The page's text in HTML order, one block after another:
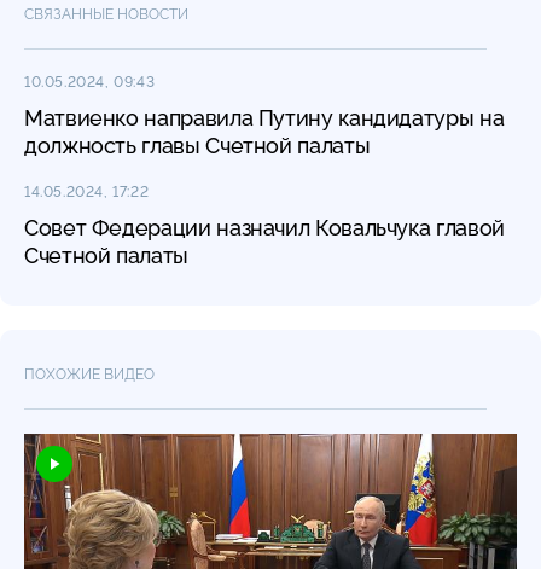
СВЯЗАННЫЕ НОВОСТИ
10.05.2024, 09:43
Матвиенко направила Путину кандидатуры на
должность главы Счетной палаты
14.05.2024, 17:22
Совет Федерации назначил Ковальчука главой
Счетной палаты
ПОХОЖИЕ ВИДЕО